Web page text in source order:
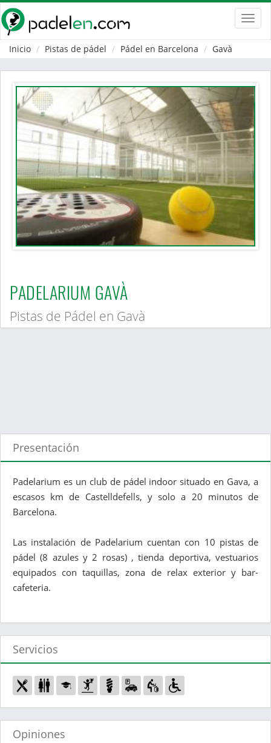
Inicio
Pistas de pádel Pádel en Barcelona Gavà
PADELARIUM GAVÀ
Pistas de Pádel en Gavà
Presentación
Padelarium es un club de pádel indoor situado en Gava, a
escasos km de Castelldefells, y solo a 20 minutos de
Barcelona.
Las instalación de Padelarium cuentan con 10 pistas de
pádel (8 azules y 2 rosas) , tienda deportiva, vestuarios
equipados con taquillas, zona de relax exterior y bar-
cafeteria.
Servicios
Opiniones